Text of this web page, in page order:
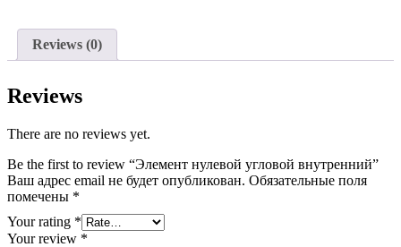
Reviews (0)
Reviews
There are no reviews yet.
Be the first to review “Элемент нулевой угловой внутренний”
Ваш адрес email не будет опубликован. Обязательные поля
помечены *
Your rating *
Your review *